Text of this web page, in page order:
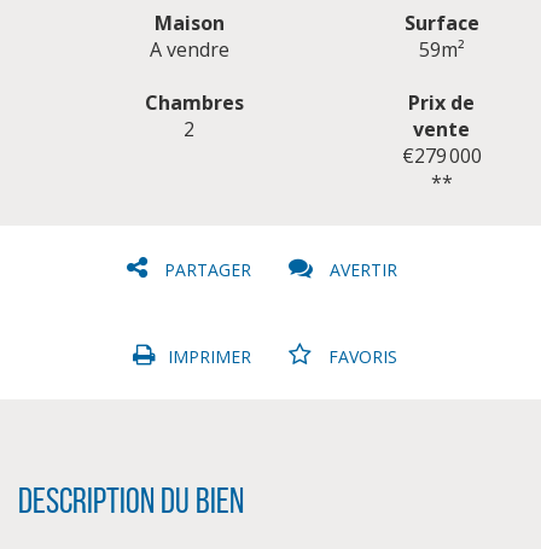
Maison
A vendre
Surface
59m²
Chambres
2
Prix de
vente
€279 000
**
PARTAGER AVERTIR
IMPRIMER FAVORIS
Description du bien